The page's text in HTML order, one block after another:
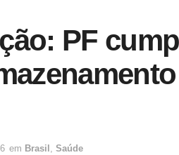
PF
em Brasil Saúde